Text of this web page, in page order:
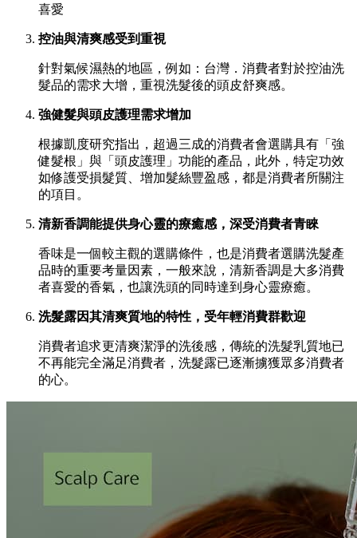
喜愛
控油與清爽感受到重視
針對氣候濕熱的地區，例如：台灣．消費者對於控油洗
髮品的需求大增，重視洗髮後的頭皮舒爽感。
強健髮與頭皮護理需求增加
根據凱度研究指出，超過三成的消費者會選購具有「強
健髮根」與「頭皮護理」功能的產品，此外，特定功效
如修護受損髮質、增加髮絲豐盈感，都是消費者所關注
的項目。
清新香調能提供身心靈的療癒感，深受消費者青睞
香味是一個較主觀的選購條件，也是消費者選購洗髮產
品時的重要考量因素，一般來說，清新香調是大多消費
者喜愛的香氣，也讓洗頭的同時達到身心靈療癒。
洗髮露因其清爽質地的特性，受年輕消費群歡迎
消費者追求更清爽潔淨的洗後感，傳統的洗髮乳質地已
不再能完全滿足消費者，洗髮露已逐漸擄獲眾多消費者
的心。